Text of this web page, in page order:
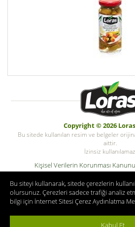
Copyright © 2026
Bu sitede kullanılan resim ve belgeler
aittir.
İzinsiz
Kişisel Verilerin Korunması
© Copyright Tüm hakları
Bu siteyi kullanarak, sitede çerezlerin
olursunuz. Çerezleri sadece trafiği analiz
bilgi için İnternet Sitesi Çerez Aydınlatma
Kabul Et